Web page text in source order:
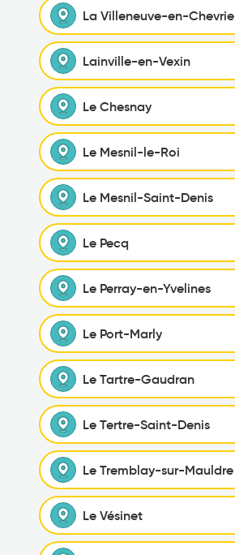
La Villeneuve-en-Chevrie
Lainville-en-Vexin
Le Chesnay
Le Mesnil-le-Roi
Le Mesnil-Saint-Denis
Le Pecq
Le Perray-en-Yvelines
Le Port-Marly
Le Tartre-Gaudran
Le Tertre-Saint-Denis
Le Tremblay-sur-Mauldre
Le Vésinet